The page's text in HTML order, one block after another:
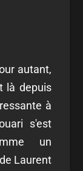
autant,
là depuis
à
s'est
un
Laurent